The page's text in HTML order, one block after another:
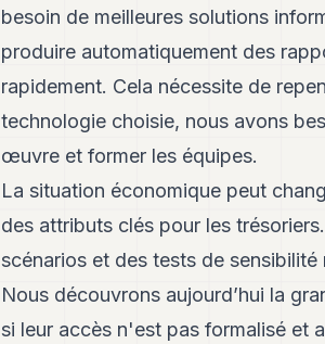
besoin de meilleures solutions
produire automatiquement des
rapidement. Cela nécessite de
technologie choisie, nous avons
œuvre et former les équipes.
La situation économique peut
des attributs clés pour les
scénarios et des tests de
Nous découvrons aujourd’hui la
si leur accès n'est pas formalisé et